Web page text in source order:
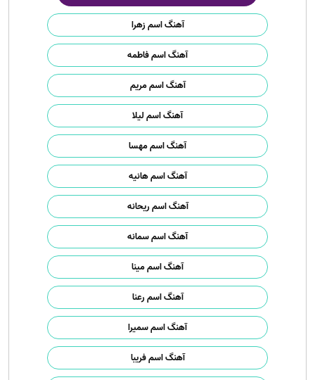
آهنگ اسم زهرا
آهنگ اسم فاطمه
آهنگ اسم مریم
آهنگ اسم لیلا
آهنگ اسم مهسا
آهنگ اسم هانیه
آهنگ اسم ریحانه
آهنگ اسم سمانه
آهنگ اسم مینا
آهنگ اسم رعنا
آهنگ اسم سمیرا
آهنگ اسم فریبا